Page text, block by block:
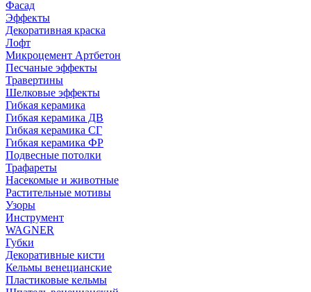
Фасад
Эффекты
Декоративная краска
Лофт
Микроцемент Артбетон
Песчаные эффекты
Травертины
Шелковые эффекты
Гибкая керамика
Гибкая керамика ДВ
Гибкая керамика СГ
Гибкая керамика ФР
Подвесные потолки
Трафареты
Насекомые и животные
Растительные мотивы
Узоры
Инструмент
WAGNER
Губки
Декоративные кисти
Кельмы венецианские
Пластиковые кельмы